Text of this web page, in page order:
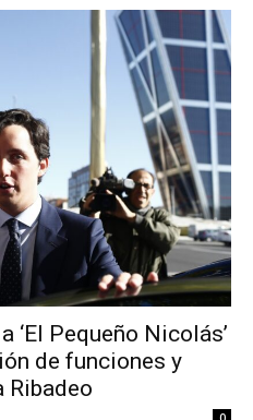
‘El Pequeño Nicolás’
de funciones y
Ribadeo